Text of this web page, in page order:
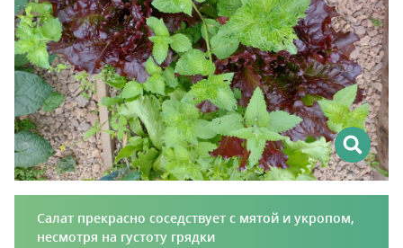
Салат прекрасно соседствует с мятой и укропом,
несмотря на густоту грядки